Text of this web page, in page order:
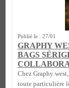
Publié le : 27/01
GRAPHY
BAGS
Chez Graphy
toute particulière